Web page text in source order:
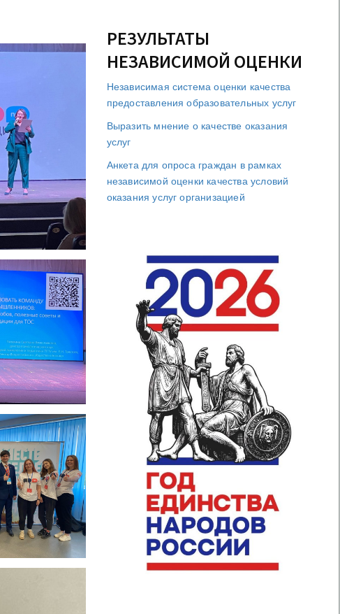
РЕЗУЛЬТАТЫ
НЕЗАВИСИМОЙ ОЦЕНКИ
Независимая система оценки качества
предоставления образовательных услуг
Выразить мнение о качестве оказания
услуг
Анкета для опроса граждан в рамках
независимой оценки качества условий
оказания услуг организацией